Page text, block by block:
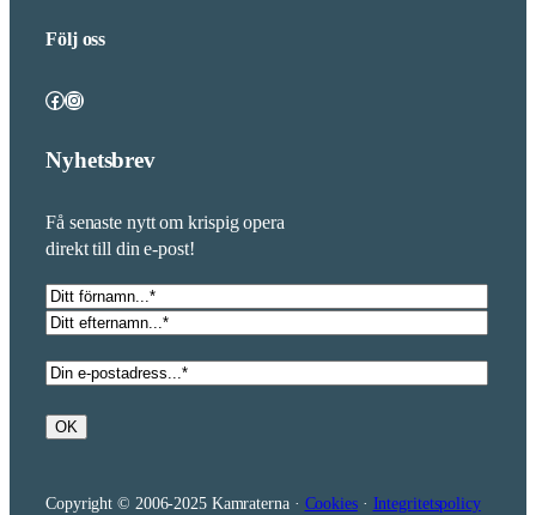
Följ oss
Facebook
Instagram
Nyhetsbrev
Få senaste nytt om krispig opera
direkt till din e-post!
Namn*
Förnamn
E-
OK
Copyright © 2006-2025 Kamraterna · Cookies· Integritetspolicy